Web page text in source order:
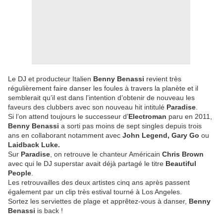
Le DJ et producteur Italien Benny Benassi revient très
régulièrement faire danser les foules à travers la planète et il
semblerait qu’il est dans l’intention d’obtenir de nouveau les
faveurs des clubbers avec son nouveau hit intitulé Paradise
Si l’on attend toujours le successeur d’Electroman paru en 2011,
Benny Benassi a sorti pas moins de sept singles depuis trois
ans en collaborant notamment avec John Legend, Gary Go ou
Laidback Luke.
Sur Paradise , on retrouve le chanteur Américain Chris Brown
avec qui le DJ superstar avait déjà partagé le titre Beautiful
People
Les retrouvailles des deux artistes cinq ans après passent
également par un clip très estival tourné à Los Angeles.
Sortez les serviettes de plage et apprêtez-vous à danser, Benny
Benassi is back !